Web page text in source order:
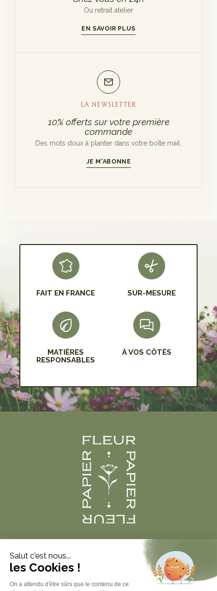
Ou retrait atelier
EN SAVOIR PLUS
LA NEWSLETTER
10% offerts sur votre première
commande
Des mots doux à planter dans votre boîte mail.
JE M'ABONNE
S'INSCRIRE
FAIT EN FRANCE SUR-MESURE
MATIÈRES
RESPONSABLES
À VOS CÔTÉS
Produits